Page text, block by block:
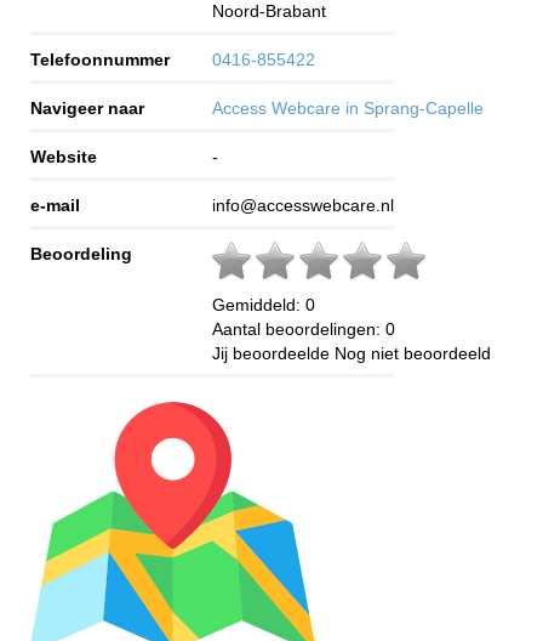
Noord-Brabant
Telefoonnummer 0416-855422
Navigeer naar Access Webcare in Sprang-Capelle
Website -
e-mail info@accesswebcare.nl
Beoordeling
Gemiddeld: 0
Aantal beoordelingen: 0
Jij beoordeelde Nog niet beoordeeld